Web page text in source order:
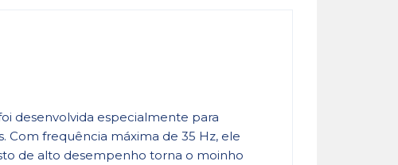
desenvolvida especialmente para
Com frequência máxima de 35 Hz, ele
de alto desempenho torna o moinho